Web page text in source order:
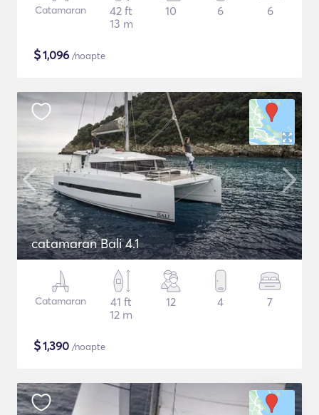
Catamaran
42 ft
13 m
10 6 6
$1,096 /noapte
catamaran Bali 4.1
Catamaran
41 ft
12 m
12 4 7
$1,390 /noapte